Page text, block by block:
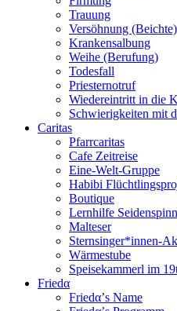
Trauung
Versöhnung (Beichte)
Krankensalbung
Weihe (Berufung)
Todesfall
Priesternotruf
Wiedereintritt in die
Schwierigkeiten mit
Caritas
Pfarrcaritas
Cafe Zeitreise
Eine-Welt-Gruppe
Habibi
Boutique
Lernhilfe
Malteser
Sternsinger*innen-
Wärmestube
Speisekammerl im
Friedα
Friedα’s Name